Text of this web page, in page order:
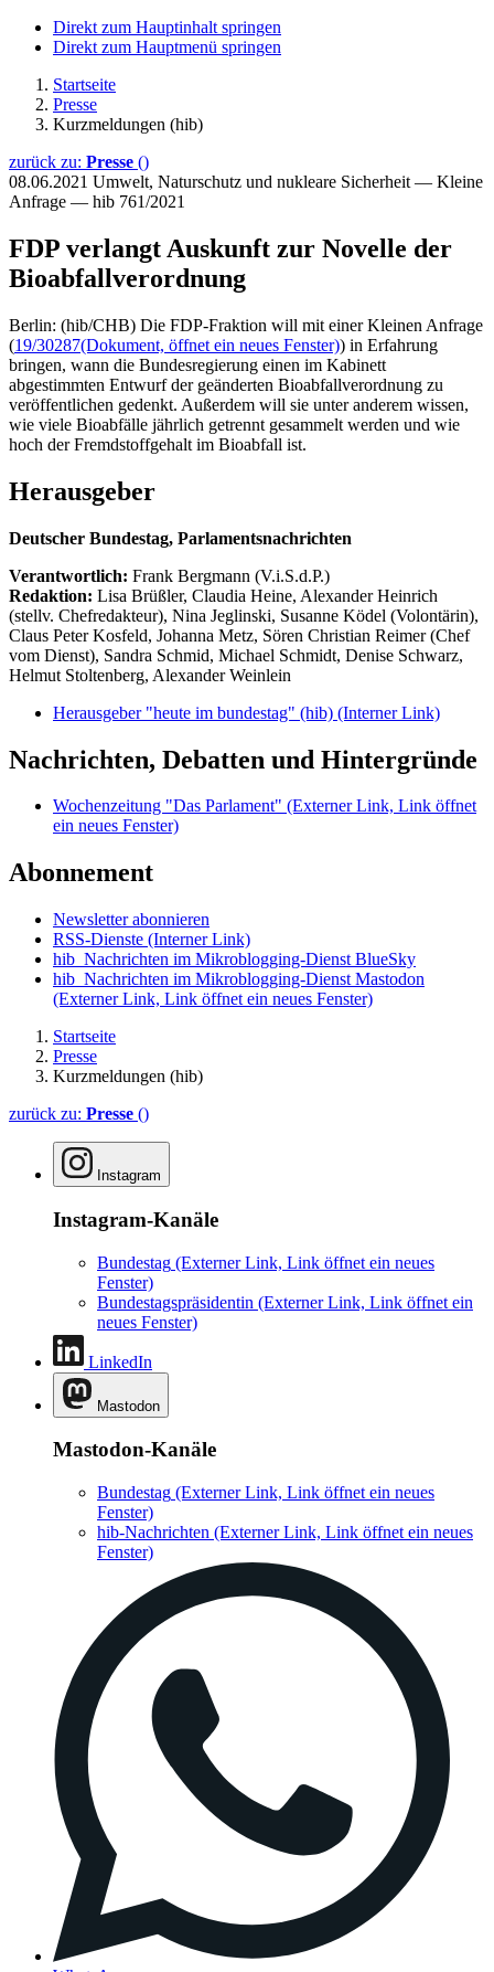
Direkt zum Hauptinhalt springen
Direkt zum Hauptmenü springen
Startseite
Presse
Kurzmeldungen (hib)
zurück zu: Presse ()
08.06.2021 Umwelt, Naturschutz und nukleare Sicherheit — Kleine
Anfrage — hib 761/2021
FDP verlangt Auskunft zur Novelle der
Bioabfallverordnung
Berlin: (hib/CHB) Die FDP-Fraktion will mit einer Kleinen Anfrage
(19/30287(Dokument, öffnet ein neues Fenster)) in Erfahrung
bringen, wann die Bundesregierung einen im Kabinett
abgestimmten Entwurf der geänderten Bioabfallverordnung zu
veröffentlichen gedenkt. Außerdem will sie unter anderem wissen,
wie viele Bioabfälle jährlich getrennt gesammelt werden und wie
hoch der Fremdstoffgehalt im Bioabfall ist.
Herausgeber
Deutscher Bundestag, Parlamentsnachrichten
Verantwortlich: Frank Bergmann (V.i.S.d.P.)
Redaktion: Lisa Brüßler, Claudia Heine, Alexander Heinrich
(stellv. Chefredakteur), Nina Jeglinski, Susanne Ködel (Volontärin),
Claus Peter Kosfeld, Johanna Metz, Sören Christian Reimer (Chef
vom Dienst), Sandra Schmid, Michael Schmidt, Denise Schwarz,
Helmut Stoltenberg, Alexander Weinlein
Herausgeber "heute im bundestag" (hib) (Interner Link)
Nachrichten, Debatten und Hintergründe
Wochenzeitung "Das Parlament" (Externer Link, Link öffnet
ein neues Fenster)
Abonnement
Newsletter abonnieren
RSS-Dienste (Interner Link)
hib_Nachrichten im Mikroblogging-Dienst BlueSky
hib_Nachrichten im Mikroblogging-Dienst Mastodon
(Externer Link, Link öffnet ein neues Fenster)
Startseite
Presse
Kurzmeldungen (hib)
zurück zu: Presse ()
Instagram
Instagram-Kanäle
Bundestag (Externer Link, Link öffnet ein neues
Fenster)
Bundestagspräsidentin (Externer Link, Link öffnet ein
neues Fenster)
LinkedIn
Mastodon
Mastodon-Kanäle
Bundestag (Externer Link, Link öffnet ein neues
Fenster)
hib-Nachrichten (Externer Link, Link öffnet ein neues
Fenster)